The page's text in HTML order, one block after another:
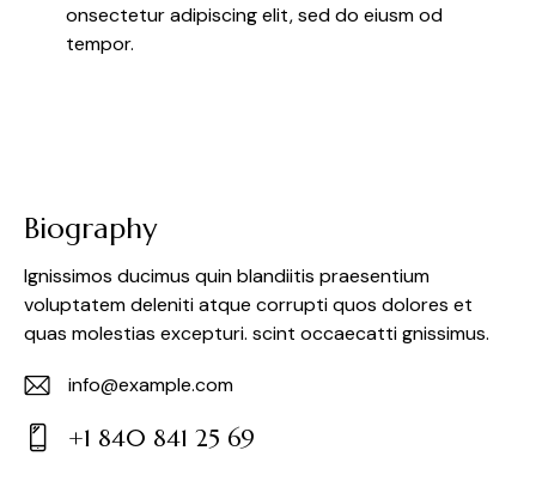
onsectetur adipiscing elit, sed do eiusm od
tempor.
Biography
Ignissimos ducimus quin blandiitis praesentium
voluptatem deleniti atque corrupti quos dolores et
quas molestias excepturi. scint occaecatti gnissimus.
E-
m
info@example.com
+1 840 841 25 69